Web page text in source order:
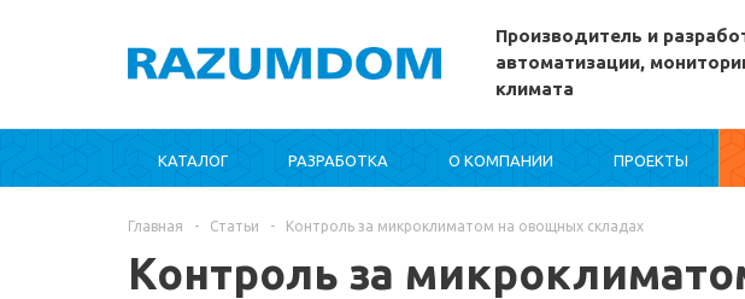
Производитель и
автоматизации,
климата
КАТАЛОГ РАЗРАБОТКА О КОМПАНИИ ПРОЕКТЫ
Главная - Статьи - Контроль за микроклиматом на овощных складах
Контроль за